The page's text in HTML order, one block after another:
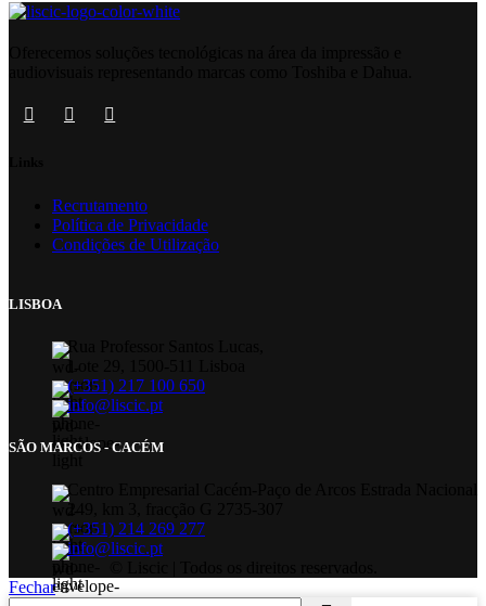
Recrutamento
Política de Privacidade
Condições de Utilização
LISBOA
Rua Professor Santos Lucas,
(+351) 217 100 650
info@liscic.pt
SÃO MARCOS - CACÉM
Centro Empresarial Cacém-Paço de Arcos Estrada Nacional
(+351) 214 269 277
info@liscic.pt
Fechar